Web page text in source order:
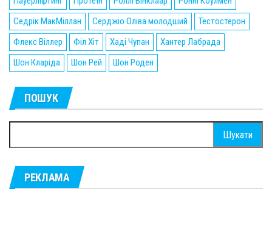
Седрік МакМіллан
Серджіо Оліва молодший
Тестостерон
Флекс Віллер
Філ Хіт Хаді Чупан
Хантер Лабрада
Шон Кларіда
Шон Рей Шон Роден
ПОШУК
РЕКЛАМА